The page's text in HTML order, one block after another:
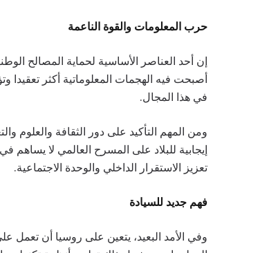
حرب المعلومات والقوة الناعمة
إن أحد العناصر الأساسية لحماية المصالح
أصبحت فيه الهجمات المعلوماتية أكثر
في هذا المجال.
ومن المهم التأكيد على دور الثقافة والعلوم
إيجابية للبلاد على المسرح العالمي لا
تعزيز الاستقرار الداخلي والوحدة الاجتماعية.
فهم جديد للسيادة
وفي الأمد البعيد، يتعين على روسيا أن تعمل